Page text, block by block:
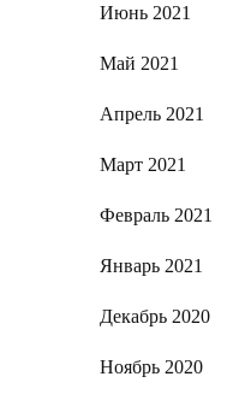
Июнь 2021
Май 2021
Апрель 2021
Март 2021
Февраль 2021
Январь 2021
Декабрь 2020
Ноябрь 2020